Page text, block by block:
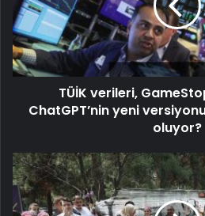
TÜİK verileri,
ChatGPT’nin yeni
oluyor?